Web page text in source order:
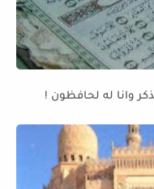
وانا له لحافظون !